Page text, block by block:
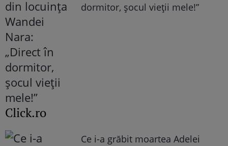
dormitor, șocul vieții mele!”
Click.ro
Ce i-a grăbit moartea Adelei